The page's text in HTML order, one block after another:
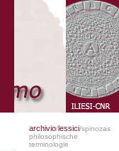
archivio/lessici/spinozas
philosophische
terminologie